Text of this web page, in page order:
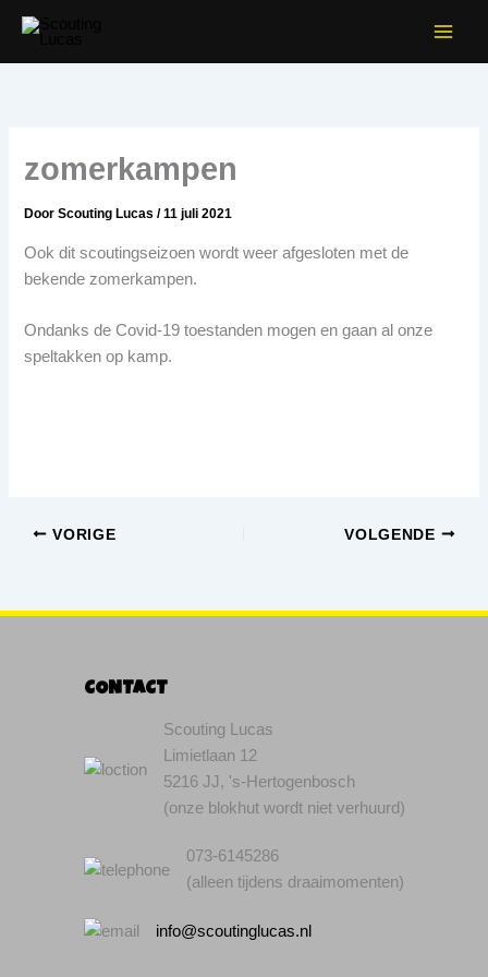
naar
de
zomerkampen
DoorScouting Lucas/11 juli 2021
Ook dit scoutingseizoen wordt weer afgesloten met de
bekende zomerkampen.
Ondanks de Covid-19 toestanden mogen en gaan al onze
speltakken op kamp.
VORIGE VOLGENDE
CONTACT
Scouting Lucas
Limietlaan 12
5216 JJ, 's-Hertogenbosch
(onze blokhut wordt niet verhuurd)
073-6145286
(alleen tijdens draaimomenten)
info@scoutinglucas.nl